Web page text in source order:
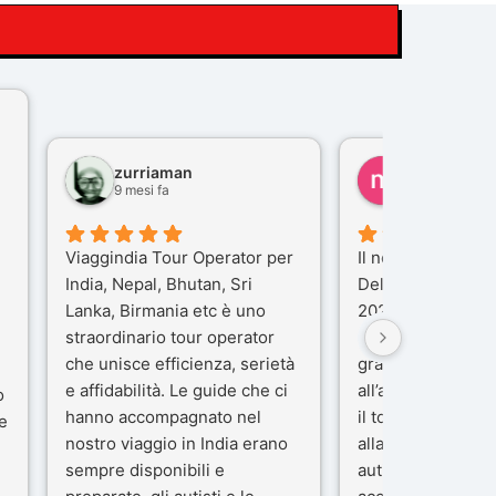
zurriaman
9 mesi fa
Viaggindia Tour Operator per
India, Nepal, Bhutan, Sri
Lanka, Birmania etc è uno
straordinario tour operator
che unisce efficienza, serietà
e affidabilità. Le guide che ci
hanno accompagnato nel
nostro viaggio in India erano
sempre disponibili e
Il nostro viaggio
Delhi e Varanasi
2025), è stata
che porteremo
gran parte del
all’agenzia che
il tour con cura e
alla nostra guida
autista che ci